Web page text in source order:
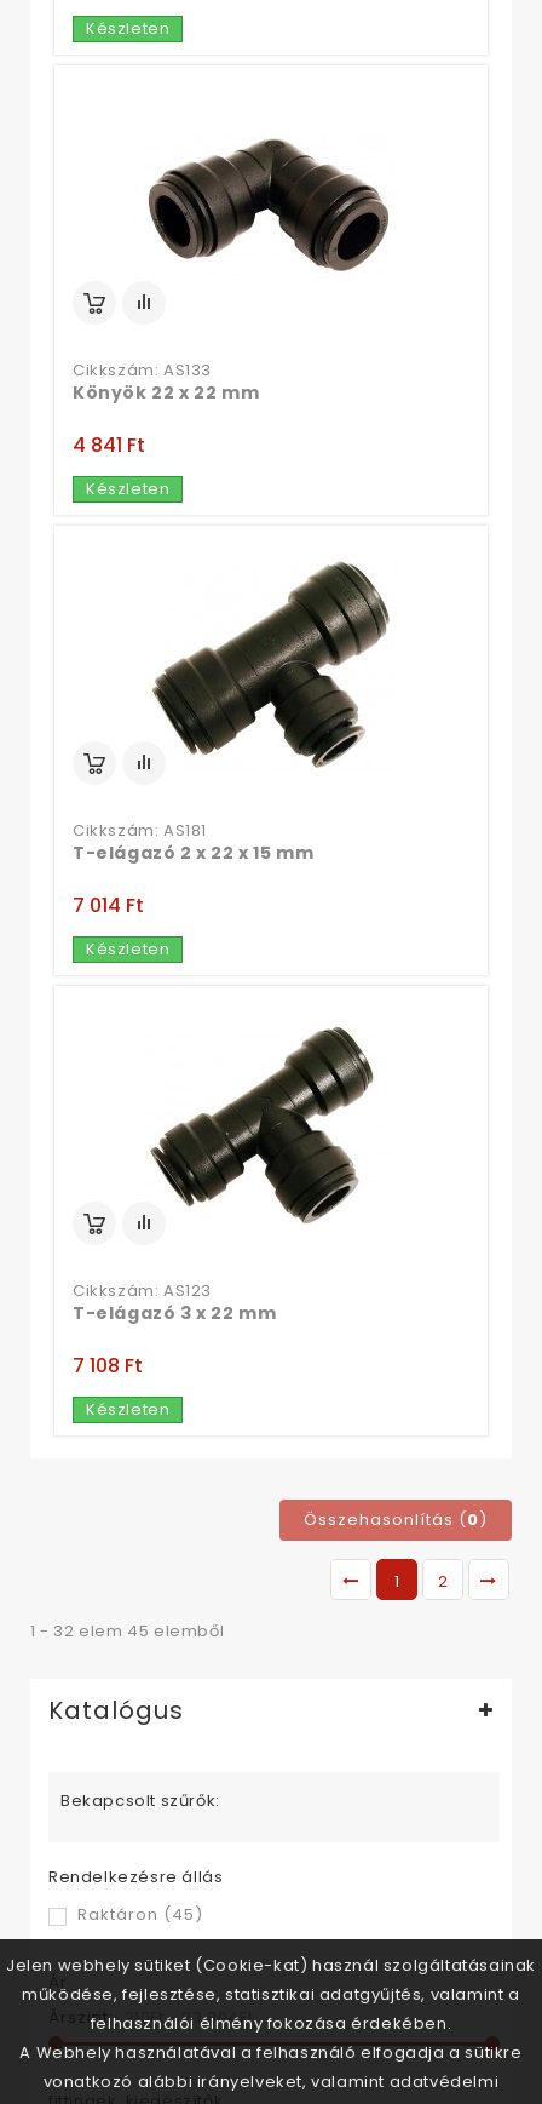
Készleten
Cikkszám: AS133
Könyök 22 x 22 mm
4 841 Ft‎
Készleten
Cikkszám: AS181
T-elágazó 2 x 22 x 15 mm
7 014 Ft‎
Készleten
Cikkszám: AS123
T-elágazó 3 x 22 mm
7 108 Ft‎
Készleten
Összehasonlítás (0)
1 2
1 - 32 elem 45 elemből
Katalógus
Bekapcsolt szűrők:
Rendelkezésre állás
Raktáron (45)
Árszint: 210Ft‎ - 23 804Ft‎
Jelen webhely sütiket (Cookie-kat) használ szolgáltatásainak
működése, fejlesztése, statisztikai adatgyűjtés, valamint a
felhasználói élmény fokozása érdekében.
A Webhely használatával a felhasználó elfogadja a sütikre
vonatkozó alábbi irányelveket, valamint adatvédelmi